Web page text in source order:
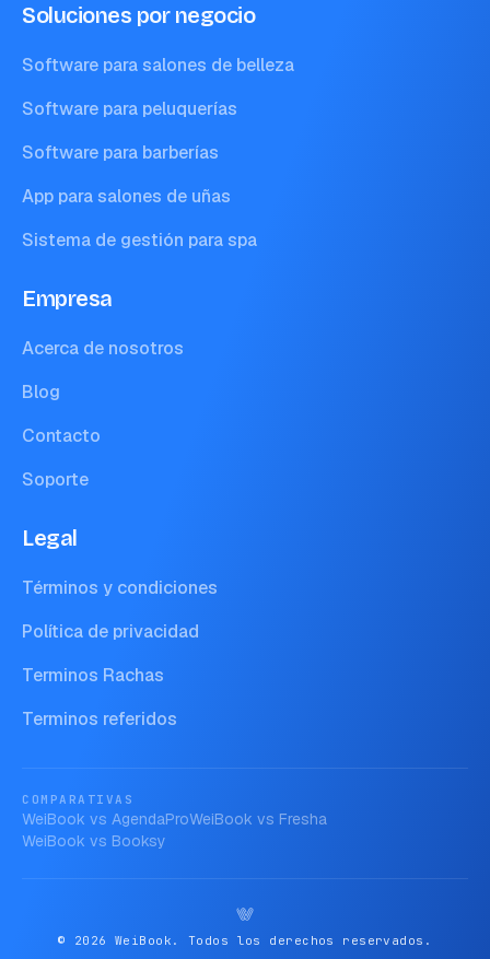
Soluciones por negocio
Software para salones de belleza
Software para peluquerías
Software para barberías
App para salones de uñas
Sistema de gestión para spa
Empresa
Acerca de nosotros
Blog
Contacto
Soporte
Legal
Términos y condiciones
Política de privacidad
Terminos Rachas
Terminos referidos
COMPARATIVAS
WeiBook vs AgendaProWeiBook vs Fresha
WeiBook vs Booksy
© 2026 WeiBook. Todos los derechos reservados.